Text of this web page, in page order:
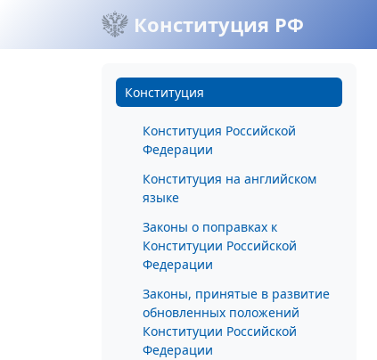
Конституция РФ
Конституция
Конституция Российской
Федерации
Конституция на английском
языке
Законы о поправках к
Конституции Российской
Федерации
Законы, принятые в развитие
обновленных положений
Конституции Российской
Федерации